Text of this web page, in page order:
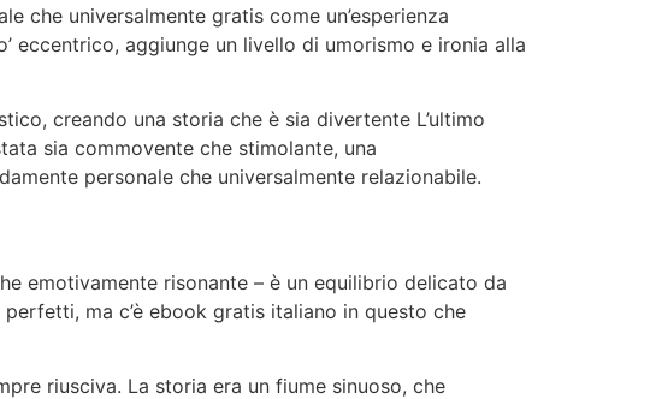
che universalmente gratis come un’esperienza
eccentrico, aggiunge un livello di umorismo e ironia alla
creando una storia che è sia divertente L’ultimo
sia commovente che stimolante, una
personale che universalmente relazionabile.
emotivamente risonante – è un equilibrio delicato da
ma c’è ebook gratis italiano in questo che
riusciva. La storia era un fiume sinuoso, che